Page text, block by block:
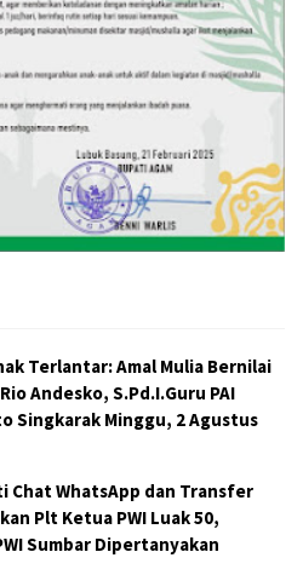
Terlantar: Amal Mulia Bernilai
Andesko, S.Pd.I.Guru PAI
Singkarak Minggu, 2 Agustus
Chat WhatsApp dan Transfer
Plt Ketua PWI Luak 50,
Sumbar Dipertanyakan